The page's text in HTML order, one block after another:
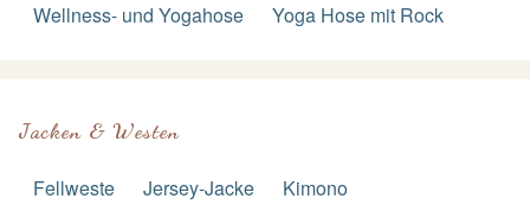
Wellness- und Yogahose
Yoga Hose mit Rock
Jacken & Westen
Fellweste Jersey-Jacke Kimono